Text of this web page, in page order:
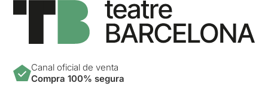
Canal oficial de venta
Compra 100% segura